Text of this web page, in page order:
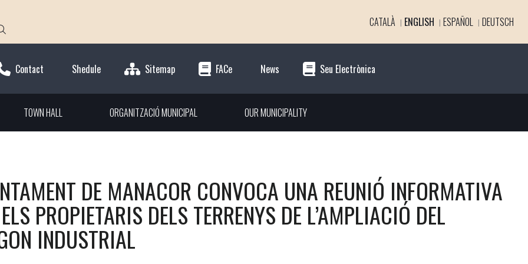
CATALÀ ENGLISH ESPAÑOL DEUTSCH
Contact Shedule Sitemap FACe News Seu Electrònica
TOWN HALL ORGANITZACIÓ MUNICIPAL OUR MUNICIPALITY
DE MANACOR CONVOCA UNA REUNIÓ INFORMATIVA
PROPIETARIS DELS TERRENYS DE L’AMPLIACIÓ DEL
INDUSTRIAL